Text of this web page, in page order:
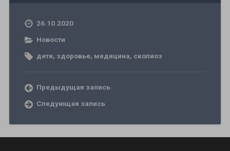
26.10.2020
Новости
дети, здоровье, медицина, сколиоз
Предыдущая запись
Следующая запись